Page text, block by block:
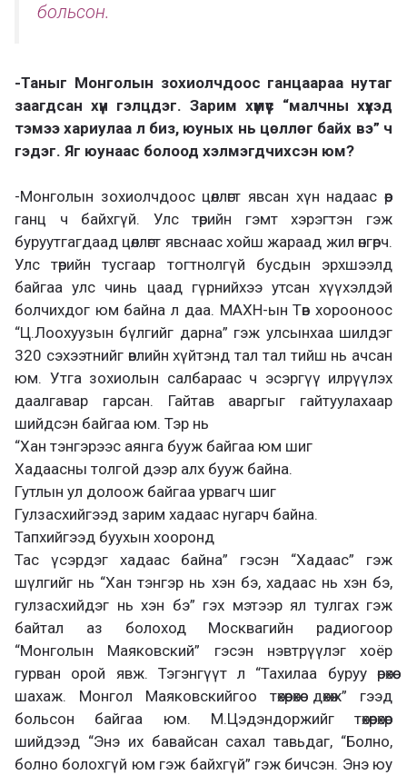
больсон.
-Таныг Монголын зохиолчдоос ганцаараа нутаг
заагдсан хүн гэлцдэг. Зарим хүмүүс “малчны хүүхэд
тэмээ хариулаа л биз, юуных нь цөллөг байх вэ” ч
гэдэг. Яг юунаас болоод хэлмэгдчихсэн юм?
-Монголын зохиолчдоос цөллөгт явсан хүн надаас өөр
ганц ч байхгүй. Улс төрийн гэмт хэрэгтэн гэж
буруутгагдаад цөллөгт явснаас хойш жараад жил өнгөрч.
Улс төрийн тусгаар тогтнолгүй бусдын эрхшээлд
байгаа улс чинь цаад гүрнийхээ утсан хүүхэлдэй
болчихдог юм байна л даа. МАХН-ын Төв хорооноос
“Ц.Лоохуузын бүлгийг дарна” гэж улсынхаа шилдэг
320 сэхээтнийг өвлийн хүйтэнд тал тал тийш нь ачсан
юм. Утга зохиолын салбараас ч эсэргүү илрүүлэх
даалгавар гарсан. Гайтав аваргыг гайтуулахаар
шийдсэн байгаа юм. Тэр нь
“Хан тэнгэрээс аянга бууж байгаа юм шиг
Хадаасны толгой дээр алх бууж байна.
Гутлын ул долоож байгаа урвагч шиг
Гулзасхийгээд зарим хадаас нугарч байна.
Тапхийгээд буухын хооронд
Тас үсэрдэг хадаас байна” гэсэн “Хадаас” гэж
шүлгийг нь “Хан тэнгэр нь хэн бэ, хадаас нь хэн бэ,
гулзасхийдэг нь хэн бэ” гэх мэтээр ял тулгах гэж
байтал аз болоход Москвагийн радиогоор
“Монголын Маяковский” гэсэн нэвтрүүлэг хоёр
гурван орой явж. Тэгэнгүүт л “Тахилаа буруу өрөхөө
шахаж. Монгол Маяковскийгоо төхөөрөхөө дөхөж” гээд
больсон байгаа юм. М.Цэдэндоржийг төхөөрөхөөр
шийдээд “Энэ их бавайсан сахал тавьдаг, “Болно,
болно болохгүй юм гэж байхгүй” гэж бичсэн. Энэ юу